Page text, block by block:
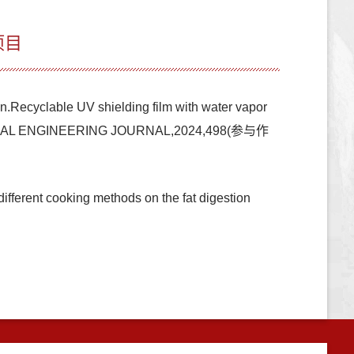
UV shielding film with water vapor
ENGINEERING JOURNAL,2024,498(参与作
cooking methods on the fat digestion